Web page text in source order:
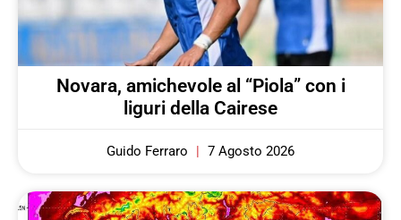
Novara, amichevole al “Piola” con i
liguri della Cairese
Guido Ferraro 7 Agosto 2026